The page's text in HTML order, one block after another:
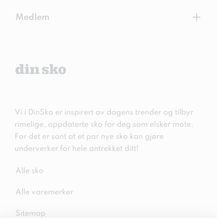
Medlem +
Vi i DinSko er inspirert av dagens trender og tilbyr
rimelige, oppdaterte sko for deg som elsker mote.
For det er sant at et par nye sko kan gjøre
underverker for hele antrekket ditt!
Alle sko
Alle varemerker
Sitemap